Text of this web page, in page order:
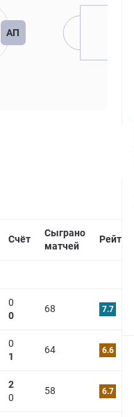
АП
Счёт
Сыграно
матчей
Рейтинг
0
0
68 7.7
0
1
64 6.6
2
0
58 6.7